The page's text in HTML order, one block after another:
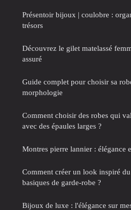
Présentoir bijoux | coulobre :
trésors
Découvrez le gilet matelassé
assuré
Guide complet pour choisir sa
morphologie
Comment choisir des robes qui
avec des épaules larges ?
Montres pierre lannier : élégance
Comment créer un look inspiré
basiques de garde-robe ?
Bijoux de luxe : l'élégance sur